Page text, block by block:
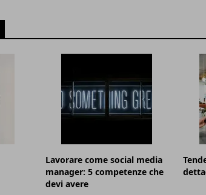
Lavorare come social media
manager: 5 competenze che
devi avere